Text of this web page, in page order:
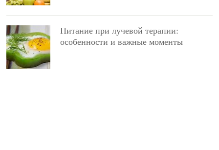
Питание при лучевой терапии:
особенности и важные моменты